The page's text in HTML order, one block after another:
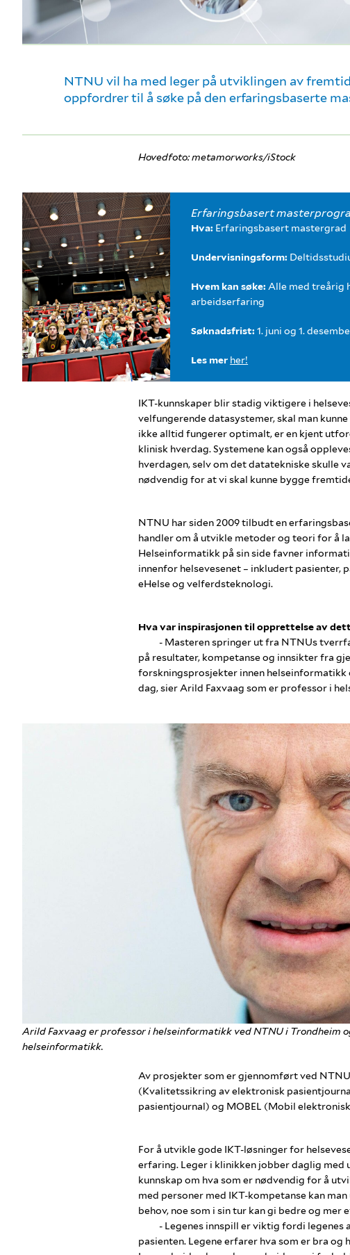
NTNU vil ha med leger på utviklingen av
oppfordrer til å søke på den erfaringsbaserte
Hovedfoto: metamorworks/iStock
Erfaringsbasert
Hva: Erfaringsbasert mastergrad
Undervisningsform:
Hvem kan søke: Alle med treårig
arbeidserfaring
Søknadsfrist:1. juni og 1.
Les mer her!
IKT-kunnskaper blir stadig viktigere i
velfungerende datasystemer, skal man
ikke alltid fungerer optimalt, er en kjent
klinisk hverdag. Systemene kan også
hverdagen, selv om det datatekniske skulle
nødvendig for at vi skal kunne bygge
NTNU har siden 2009 tilbudt en
handler om å utvikle metoder og teori for å
Helseinformatikk på sin side favner
innenfor helsevesenet – inkludert pasienter,
eHelse og velferdsteknologi.
Hva var inspirasjonen til opprettelse av
- Masteren springer ut fra NTNUs
på resultater, kompetanse og innsikter fra
forskningsprosjekter innen
dag, sier Arild Faxvaag som er professor i
Arild Faxvaag er professor i helseinformatikk ved NTNU i
helseinformatikk.
Av prosjekter som er gjennomført ved
(Kvalitetssikring av elektronisk
pasientjournal) og MOBEL (Mobil
For å utvikle gode IKT-løsninger for
erfaring. Leger i klinikken jobber daglig med
kunnskap om hva som er nødvendig for å
med personer med IKT-kompetanse kan
behov, noe som i sin tur kan gi bedre og mer
- Legenes innspill er viktig fordi
pasienten. Legene erfarer hva som er bra